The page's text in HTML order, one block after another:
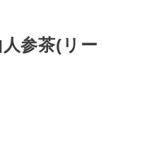
参茶(リー